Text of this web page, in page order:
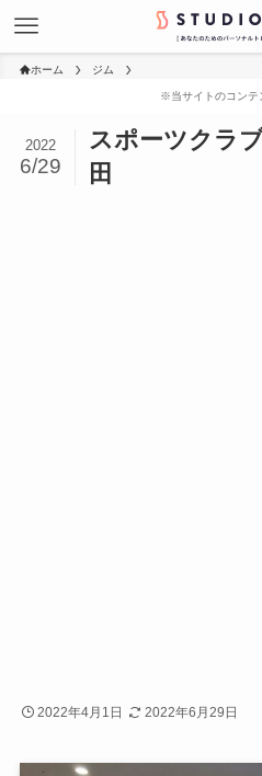
ホーム ジム
スポーツクラ
田
2022
6/29
2022年4月1日 2022年6月29日